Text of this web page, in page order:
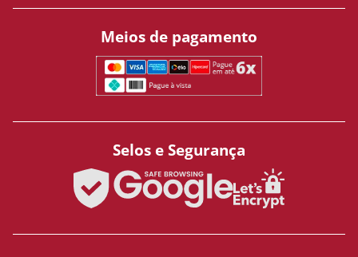
Meios de pagamento
Selos e Segurança